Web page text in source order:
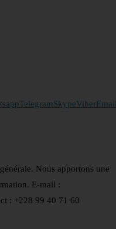
TelegramSkypeViber
Nous apportons une
E-mail :
: +228 99 40 71 60